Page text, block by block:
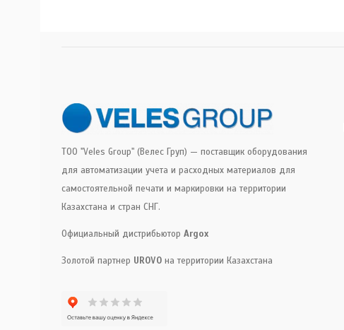
ТОО "Veles Group" (Велес Груп) — поставщик оборудования
для автоматизации учета и расходных материалов для
самостоятельной печати и маркировки на территории
Казахстана и стран СНГ.
Официальный дистрибьютор Argox
Золотой партнер UROVO на территории Казахстана